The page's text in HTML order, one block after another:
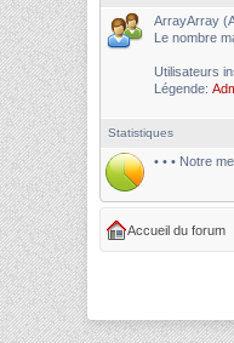
ArrayArray
Le nombre
Utilisateurs
Légende:
Statistiques
• • • Notre
Accueil du forum